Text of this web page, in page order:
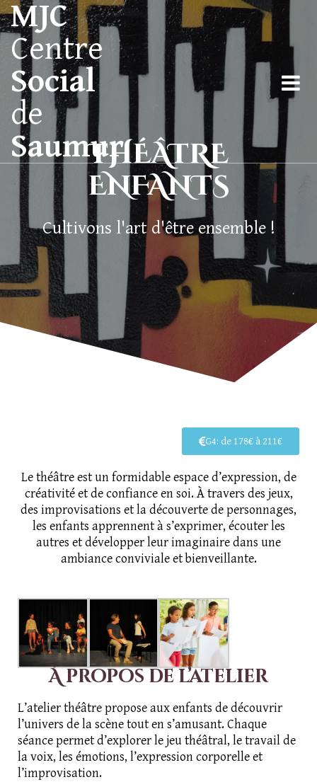
MJC
Centre
Social
de
SaumurTHÉÂTRE
ENFANTS
Cultivons l'art d'être ensemble !
G4: de 178€ à 211€
Le théâtre est un formidable espace d’expression, de
créativité et de confiance en soi. À travers des jeux,
des improvisations et la découverte de personnages,
les enfants apprennent à s’exprimer, écouter les
autres et développer leur imaginaire dans une
ambiance conviviale et bienveillante.
À propos de l’atelier
L’atelier théâtre propose aux enfants de découvrir
l’univers de la scène tout en s’amusant. Chaque
séance permet d’explorer le jeu théâtral, le travail de
la voix, les émotions, l’expression corporelle et
l’improvisation.